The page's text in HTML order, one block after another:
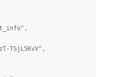
TSjL5KvV",